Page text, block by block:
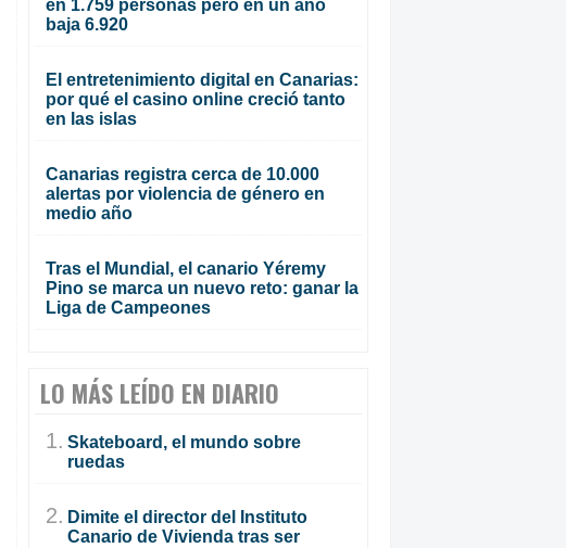
en 1.759 personas pero en un año
baja 6.920
El entretenimiento digital en Canarias:
por qué el casino online creció tanto
en las islas
Canarias registra cerca de 10.000
alertas por violencia de género en
medio año
Tras el Mundial, el canario Yéremy
Pino se marca un nuevo reto: ganar la
Liga de Campeones
LO MÁS LEÍDO EN DIARIO
1. Skateboard, el mundo sobre
ruedas
2. Dimite el director del Instituto
Canario de Vivienda tras ser